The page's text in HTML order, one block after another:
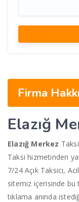
Firma
Elazığ
Elazığ Merkez
Taksi hizmetinden
7/24 Açık Taksici,
sitemiz içerisinde bu
tıklama anında